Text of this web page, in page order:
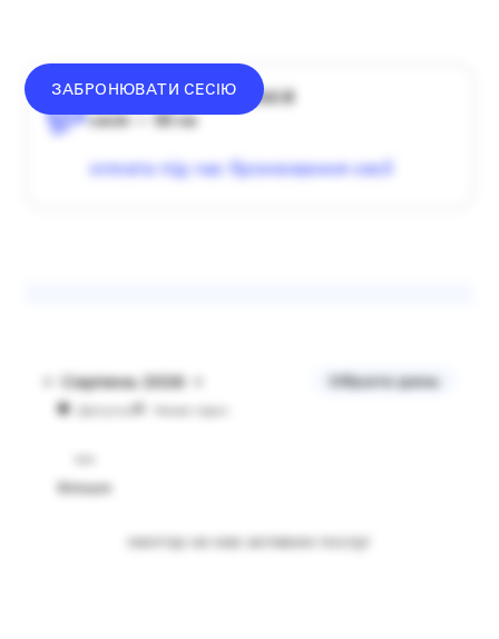
ЗАБРОНЮВАТИ СЕСІЮ
середній донат — 1340 ₴
сесія — 60 хв
оплата під час бронювання сесії